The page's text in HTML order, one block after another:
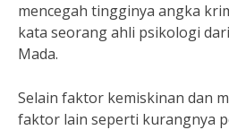
mencegah tingginya angka
kata seorang ahli psikologi
Mada.
Selain faktor kemiskinan dan
faktor lain seperti kurangnya